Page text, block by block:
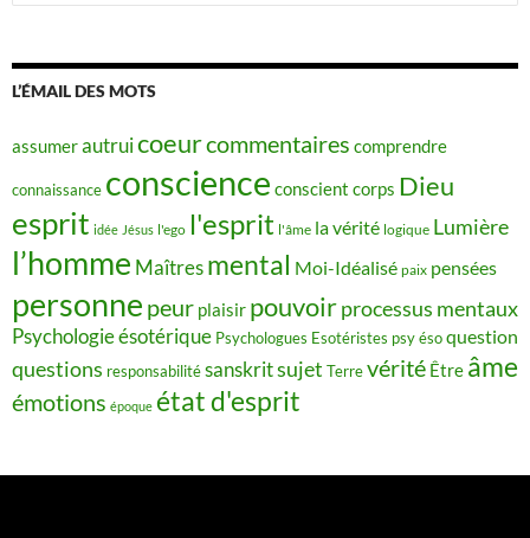
L’ÉMAIL DES MOTS
assumerautruicoeurcommentaires comprendre
connaissance conscience conscient corps Dieu
esprit idée Jésus l'ego l'esprit l'âme la vérité logique Lumière
l’homme Maîtres mental Moi-Idéalisé paix pensées
personne peur plaisir pouvoirprocessus mentaux
Psychologie ésotérique Psychologues Esotéristes psy ésoquestion
questions responsabilitésanskritsujet Terrevérité Être âme
émotions époque état d'esprit